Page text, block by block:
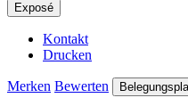
Exposé
Kontakt
Drucken
Merken Bewerten